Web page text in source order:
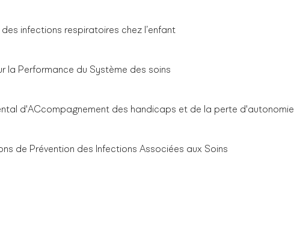
infections respiratoires chez l’enfant
la Performance du Système des soins
d'ACcompagnement des handicaps et de la perte d'autonomie
de Prévention des Infections Associées aux Soins